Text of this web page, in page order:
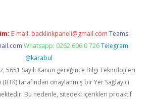
E-mail: backlinkpaneli@gmail.com Teams:
Whatsapp: 0262 606 0 726 Telegram:
@karabul
5651 Sayılı Kanun gereğince Bilgi Teknolojileri
tarafından onaylanmış bir Yer Sağlayıcı
Bu nedenle, sitedeki içerikleri proaktif